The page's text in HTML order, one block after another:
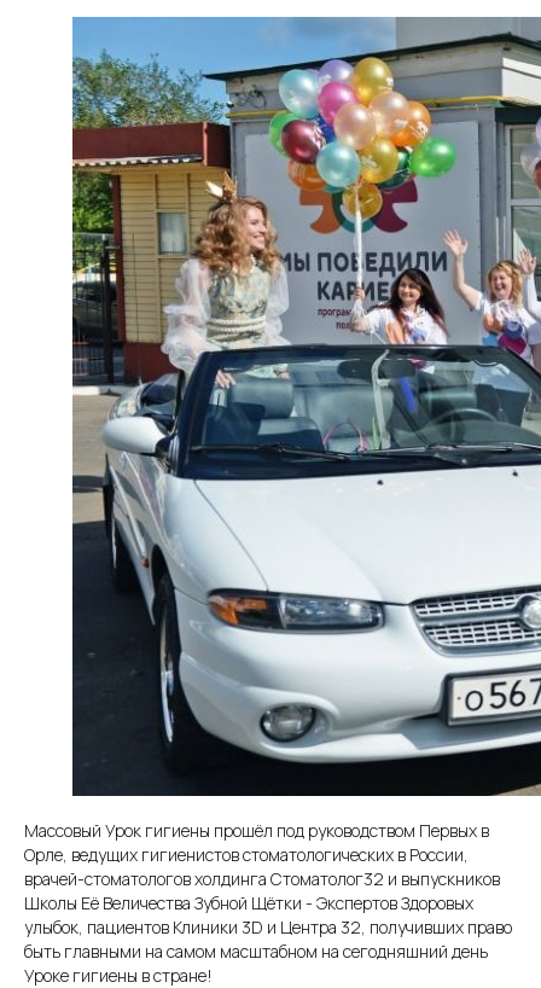
Массовый Урок гигиены прошёл под руководством Первых в
Орле, ведущих гигиенистов стоматологических в России,
врачей-стоматологов холдинга Стоматолог32 и выпускников
Школы Её Величества Зубной Щётки - Экспертов Здоровых
улыбок, пациентов Клиники 3D и Центра 32, получивших право
быть главными на самом масштабном на сегодняшний день
Уроке гигиены в стране!